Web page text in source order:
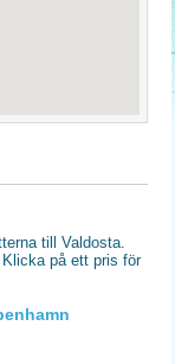
till Valdosta.
på ett pris för